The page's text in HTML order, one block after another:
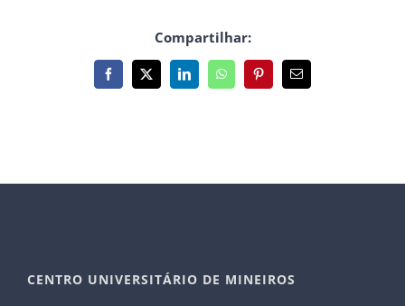
Compartilhar:
Facebook
X LinkedInWhatsAppPinterest
E-
mail
CENTRO UNIVERSITÁRIO DE MINEIROS